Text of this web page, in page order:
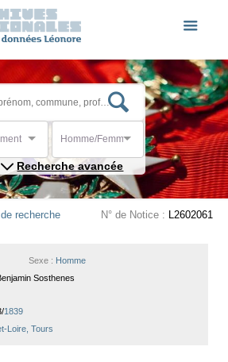
Homme/Femme
Recherche avancée
recherche N° de Notice : L2602061
Sexe : Homme
Sosthenes
1839
Loire, Tours